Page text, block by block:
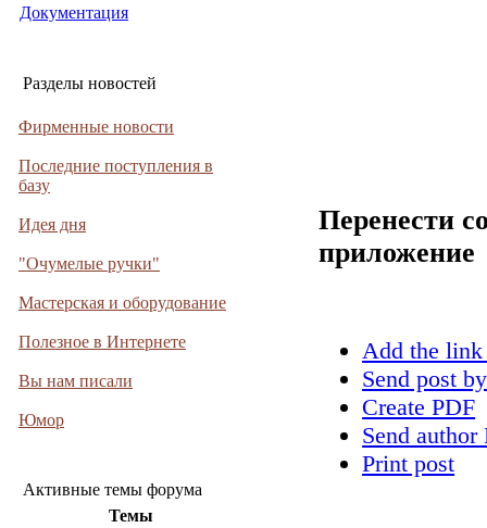
Документация
Разделы новостей
Фирменные новости
Последние поступления в
базу
Идея дня
"Очумелые ручки"
Мастерская и оборудование
Полезное в Интернете
Вы нам писали
Юмор
Активные темы форума
Темы
Перенести
приложение
Add the
Send post
Create PDF
Send
Print post